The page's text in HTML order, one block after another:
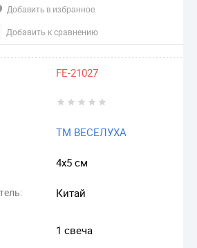
Добавить в избранное
Добавить к сравнению
FE-21027
ТМ ВЕСЕЛУХА
4х5 см
Китай
1 свеча